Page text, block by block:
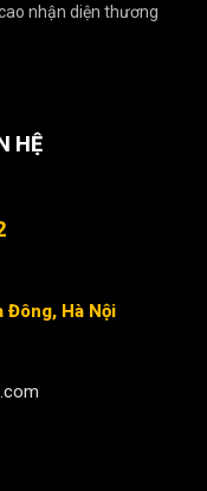
nhận diện thương
HỆ
Đông, Hà Nội